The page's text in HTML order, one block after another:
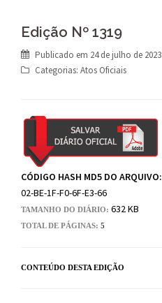
Edição Nº 1319
Publicado em 24 de julho de 2023
Categorias: Atos Oficiais
CÓDIGO HASH MD5 DO ARQUIVO:
02-BE-1F-F0-6F-E3-66
TAMANHO DO DIÁRIO: 632 KB
TOTAL DE PÁGINAS: 5
CONTEÚDO DESTA EDIÇÃO